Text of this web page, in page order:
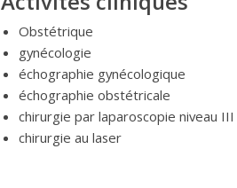
Obstétrique
gynécologie
échographie gynécologique
échographie obstétricale
chirurgie par laparoscopie niveau III
chirurgie au laser